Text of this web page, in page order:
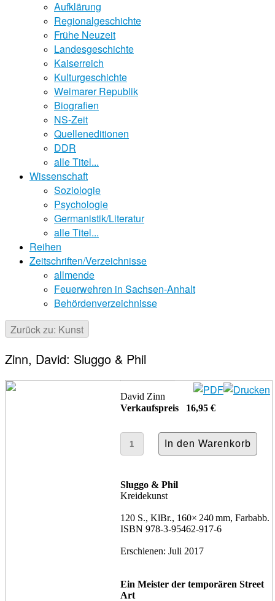
Aufklärung
Regionalgeschichte
Frühe Neuzeit
Landesgeschichte
Kaiserreich
Kulturgeschichte
Weimarer Republik
Biografien
NS-Zeit
Quelleneditionen
DDR
alle Titel...
Wissenschaft
Soziologie
Psychologie
Germanistik/Literatur
alle Titel...
Reihen
Zeitschriften/Verzeichnisse
allmende
Feuerwehren in Sachsen-Anhalt
Behördenverzeichnisse
Zurück zu: Kunst
Zinn, David: Sluggo & Phil
Verkaufspreis 16,95 €
David Zinn
Sluggo & Phil
Kreidekunst
120 S., KlBr., 160× 240 mm, Farbabb.
ISBN 978-3-95462-917-6
Erschienen: Juli 2017
Ein Meister der temporären Street
Art